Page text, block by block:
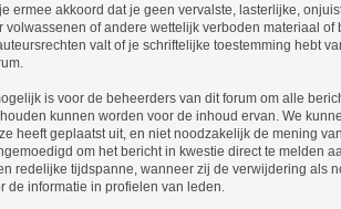
ermee akkoord dat je geen vervalste, lasterlijke,
of andere wettelijk verboden materiaal
valt of je schriftelijke toestemming hebt
is voor de beheerders van dit forum om alle
kunnen worden voor de inhoud ervan. We
heeft geplaatst uit, en niet noodzakelijk de mening
om het bericht in kwestie direct te melden
redelijke tijdspanne, wanneer zij de verwijdering als
informatie in profielen van leden.